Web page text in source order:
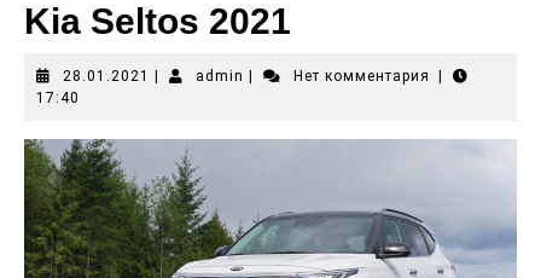
Kia Seltos 2021
28.01.2021 admin Нет комментария
17:40